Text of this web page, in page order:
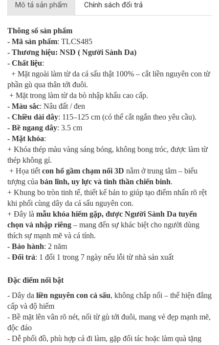
Mô tả sản phẩm Chính sách đổi trả
Thông số sản phẩm
- Mã sản phẩm: TLCS485
- Thương hiệu: NSD ( Người Sành Da)
- Chất liệu:
+ Mặt ngoài làm từ da cá sấu thật 100% – cắt liền nguyên con từ
phần gù qua thân tới đuôi.
+ Mặt trong làm từ da bò nhập khẩu cao cấp.
- Màu sắc: Nâu đất / đen
- Chiều dài dây: 115–125 cm (có thể cắt ngắn theo yêu cầu).
- Bề ngang dây: 3.5 cm
- Mặt khóa:
+ Khóa thép màu vàng sáng bóng, không bong tróc, được làm từ
thép không gỉ.
+ Họa tiết con hổ gầm chạm nổi 3D nằm ở trung tâm – biểu
tượng của bản lĩnh, uy lực và tinh thần chiến binh.
+ Khung bo tròn tinh tế, thiết kế bản to giúp tạo điểm nhấn rõ rệt
khi phối cùng dây da cá sấu nguyên con.
+ Đây là mẫu khóa hiếm gặp, được Người Sành Da tuyển
chọn và nhập riêng – mang đến sự khác biệt cho người dùng
thích sự mạnh mẽ và cá tính.
- Bảo hành: 2 năm
- Đổi trả: 1 đổi 1 trong 7 ngày nếu lỗi từ nhà sản xuất
Đặc điểm nổi bật
- Dây da liền nguyên con cá sấu, không chắp nối – thể hiện đẳng
cấp và độ hiếm
- Bề mặt lên vân rõ nét, nối từ gù tới đuôi, mang vẻ đẹp mạnh mẽ,
độc đáo
- Dễ phối đồ, phù hợp cả đi làm, gặp đối tác hoặc làm quà tặng